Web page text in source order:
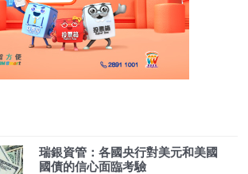
瑞銀資管：各國央行對美元和美國
國債的信心面臨考驗